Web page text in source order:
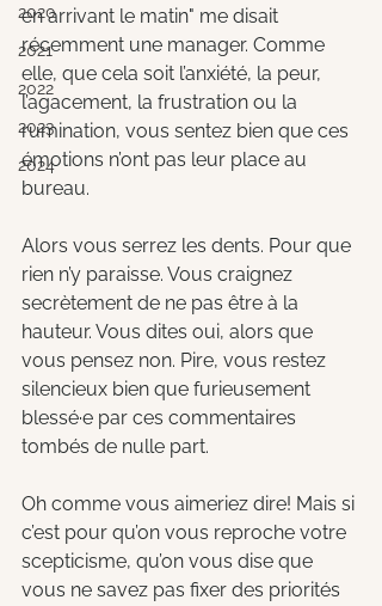
2020
2021
2022
2023
2024
en arrivant le matin" me disait
récemment une manager. Comme
elle, que cela soit l’anxiété, la peur,
l’agacement, la frustration ou la
rumination, vous sentez bien que ces
émotions n’ont pas leur place au
bureau.
Alors vous serrez les dents. Pour que
rien n’y paraisse. Vous craignez
secrètement de ne pas être à la
hauteur. Vous dites oui, alors que
vous pensez non. Pire, vous restez
silencieux bien que furieusement
blessé·e par ces commentaires
tombés de nulle part.
Oh comme vous aimeriez dire! Mais si
c’est pour qu’on vous reproche votre
scepticisme, qu’on vous dise que
vous ne savez pas fixer des priorités